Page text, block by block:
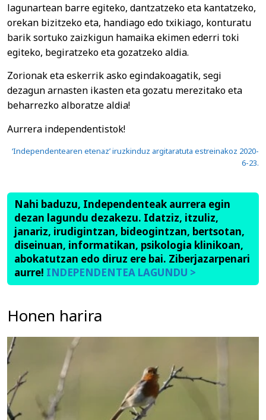
lagunartean barre egiteko, dantzatzeko eta kantatzeko,
orekan bizitzeko eta, handiago edo txikiago, konturatu
barik sortuko zaizkigun hamaika ekimen ederri toki
egiteko, begiratzeko eta gozatzeko aldia.
Zorionak eta eskerrik asko egindakoagatik, segi
dezagun arnasten ikasten eta gozatu merezitako eta
beharrezko alboratze aldia!
Aurrera independentistok!
‘Independentearen etenaz’ iruzkinduz argitaratuta estreinakoz 2020-
6-23.
Nahi baduzu, Independenteak aurrera egin
dezan lagundu dezakezu. Idatziz, itzuliz,
janariz, irudigintzan, bideogintzan, bertsotan,
diseinuan, informatikan, psikologia klinikoan,
abokatutzan edo diruz ere bai. Ziberjazarpenari
aurre! INDEPENDENTEA LAGUNDU >
Honen harira